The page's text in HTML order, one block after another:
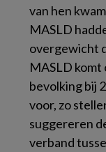
van hen
MASLD
overgewicht
MASLD komt
bevolking bij
voor, zo
suggereren
verband